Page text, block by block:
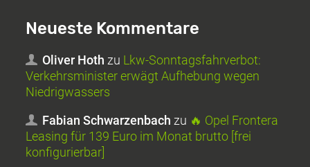
Neueste Kommentare
Oliver Hoth zu Lkw-Sonntagsfahrverbot:
Verkehrsminister erwägt Aufhebung wegen
Niedrigwassers
Fabian Schwarzenbach zu 🔥 Opel Frontera
Leasing für 139 Euro im Monat brutto [frei
konfigurierbar]